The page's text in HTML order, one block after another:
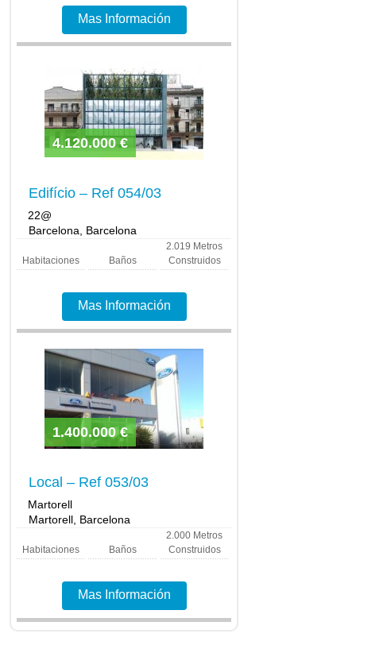
Mas Información
4.120.000 €
Edifício – Ref 054/03
22@
Barcelona, Barcelona
Habitaciones Baños
2.019 Metros
Construidos
Mas Información
1.400.000 €
Local – Ref 053/03
Martorell
Martorell, Barcelona
Habitaciones Baños
2.000 Metros
Construidos
Mas Información